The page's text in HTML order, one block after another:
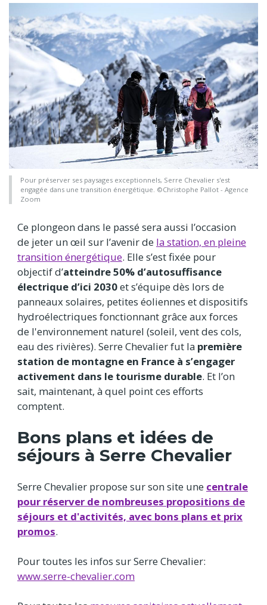
Pour préserver ses paysages exceptionnels, Serre Chevalier s'est
engagée dans une transition énergétique. ©Christophe Pallot - Agence
Zoom
Ce plongeon dans le passé sera aussi l’occasion
de jeter un œil sur l’avenir de la station, en pleine
transition énergétique. Elle s’est fixée pour
objectif d’atteindre 50% d’autosuffisance
électrique d’ici 2030et s’équipe dès lors de
panneaux solaires, petites éoliennes et dispositifs
hydroélectriques fonctionnant grâce aux forces
de l'environnement naturel (soleil, vent des cols,
eau des rivières). Serre Chevalier fut la première
station de montagne en France à s’engager
activement dans le tourisme durable. Et l’on
sait, maintenant, à quel point ces efforts
comptent.
Bons plans et idées de
séjours à Serre Chevalier
Serre Chevalier propose sur son site une centrale
pour réserver de nombreuses propositions de
séjours et d'activités, avec bons plans et prix
promos.
Pour toutes les infos sur Serre Chevalier:
www.serre-chevalier.com